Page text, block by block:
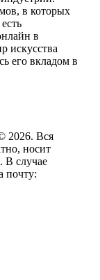
в которых
в
искусства
его вкладом в
2026. Вся
носит
В случае
почту: